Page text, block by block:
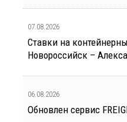
07.08.2026
Ставки на
Новороссийск –
06.08.2026
Обновлен сервис